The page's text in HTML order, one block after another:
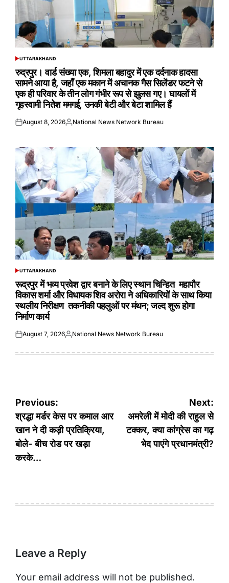
POSTED
UTTARAKHAND
रुद्रपुर। वार्ड संख्या एक, शिमला बहादुर में एक दर्दनाक हादसा
सामने आया है, जहाँ एक मकान में अचानक गैस सिलेंडर फटने से
एक ही परिवार के तीन लोग गंभीर रूप से झुलस गए। घायलों में
गृहस्वामी नितेश ममगई, उनकी बेटी और बेटा शामिल हैं
Posted
August 8, 2026Posted
National News Network Bureau
POSTED
UTTARAKHAND
रूद्रपुर में भव्य प्रवेश द्वार बनाने के लिए स्थान चिन्हित महापौर
विकास शर्मा और विधायक शिव अरोरा ने अधिकारियों के साथ किया
स्थलीय निरीक्षण तकनीकी पहलुओं पर मंथन; जल्द शुरू होगा
निर्माण कार्य
Posted
August 7, 2026Posted
National News Network Bureau
Post
navigation
Previous:
श्रद्धा मर्डर केस पर कमाल आर
खान ने दी कड़ी प्रतिक्रिया,
बोले- बीच रोड पर खड़ा
करके…
Next:
अमरेली में मोदी की राहुल से
टक्कर, क्या कांग्रेस का गढ़
भेद पाएंगे प्रधानमंत्री?
Leave a Reply
Your email address will not be published.